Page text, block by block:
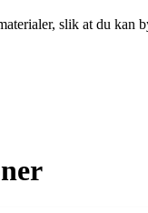
slik at du kan